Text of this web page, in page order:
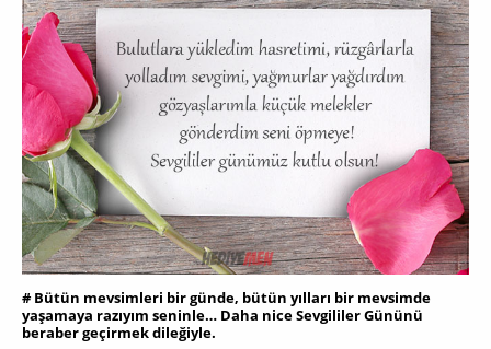
# Bütün mevsimleri bir günde, bütün yılları bir mevsimde
yaşamaya razıyım seninle… Daha nice Sevgililer Gününü
beraber geçirmek dileğiyle.